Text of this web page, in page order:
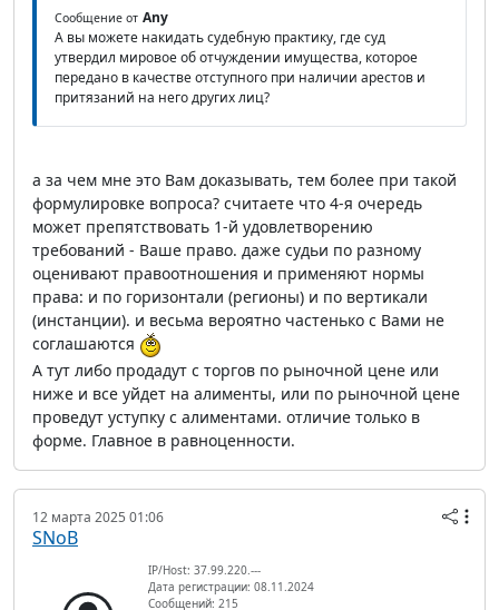
Сообщение от Any
А вы можете накидать судебную практику, где суд
утвердил мировое об отчуждении имущества, которое
передано в качестве отступного при наличии арестов и
притязаний на него других лиц?
а за чем мне это Вам доказывать, тем более при такой
формулировке вопроса? считаете что 4-я очередь
может препятствовать 1-й удовлетворению
требований - Ваше право. даже судьи по разному
оценивают правоотношения и применяют нормы
права: и по горизонтали (регионы) и по вертикали
(инстанции). и весьма вероятно частенько с Вами не
соглашаются
А тут либо продадут с торгов по рыночной цене или
ниже и все уйдет на алименты, или по рыночной цене
проведут уступку с алиментами. отличие только в
форме. Главное в равноценности.
12 марта 2025 01:06
SNoB
IP/Host: 37.99.220.---
Дата регистрации: 08.11.2024
Сообщений: 215